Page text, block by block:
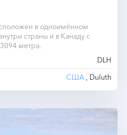
в одноимённом
страны и в Канаду с
метра.
DLH
США , Duluth